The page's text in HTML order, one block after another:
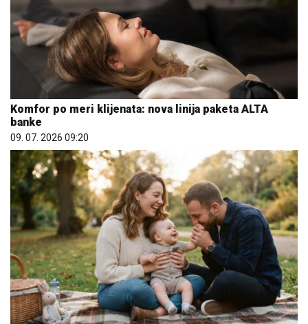
Komfor po meri klijenata: nova linija paketa ALTA
banke
09. 07. 2026 09:20
Šta dete nasleđuje od oca, a šta od majke? Sve što
treba da znate o genetici